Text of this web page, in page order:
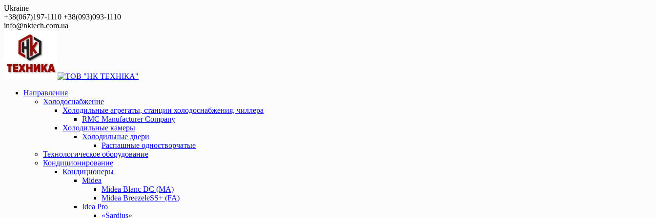
Перейти
к
контенту
Ukraine
+38(067)197-1110 +38(093)093-1110
info@nktech.com.ua
Направления
Холодоснабжение
Холодильные агрегаты, станции холодоснабжения, чиллера
RMC Manufacturer Company
Холодильные камеры
Холодильные двери
Распашные одностворчатые
Технологическое оборудование
Кондиционирование
Кондиционеры
Midea
Midea Blanc DС (MA)
Midea BreezeleSS+ (FA)
Idea Pro
«Sardius»